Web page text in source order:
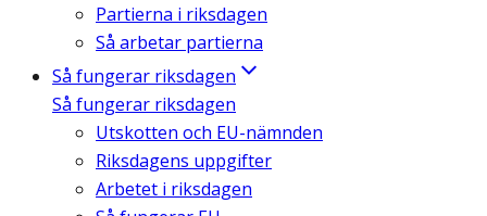
Partierna i riksdagen
Så arbetar partierna
Så fungerar riksdagen
Så fungerar riksdagen
Utskotten och EU-nämnden
Riksdagens uppgifter
Arbetet i riksdagen